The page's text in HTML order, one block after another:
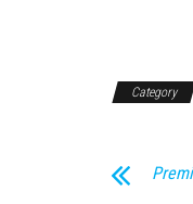
Category